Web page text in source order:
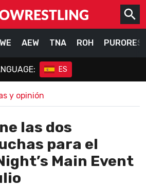
AEW TNA ROH
ES
y opinión
las dos
para el
Main Event